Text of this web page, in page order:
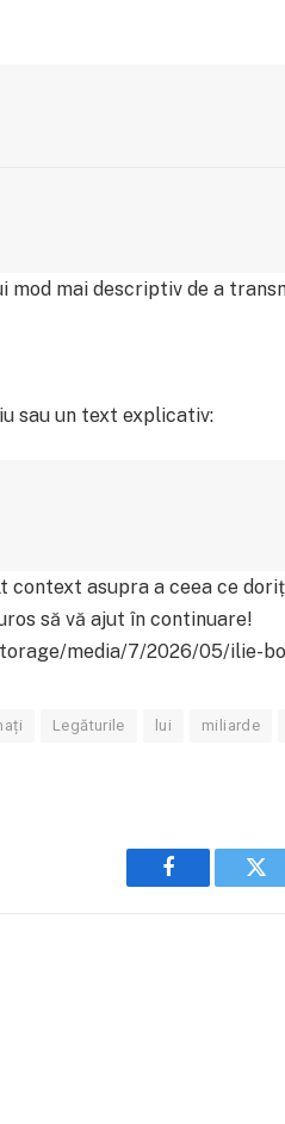
mod mai descriptiv de a
sau un text explicativ:
context asupra a ceea ce
să vă ajut în continuare!
media/7/2026/05/ilie-
Legăturile lui miliarde
Facebook